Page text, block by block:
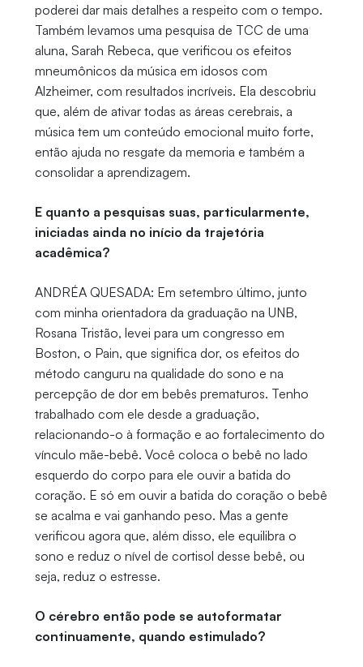
poderei dar mais detalhes a respeito com o tempo.
Também levamos uma pesquisa de TCC de uma
aluna, Sarah Rebeca, que verificou os efeitos
mneumônicos da música em idosos com
Alzheimer, com resultados incríveis. Ela descobriu
que, além de ativar todas as áreas cerebrais, a
música tem um conteúdo emocional muito forte,
então ajuda no resgate da memoria e também a
consolidar a aprendizagem.
E quanto a pesquisas suas, particularmente,
iniciadas ainda no início da trajetória
acadêmica?
ANDRÉA QUESADA: Em setembro último, junto
com minha orientadora da graduação na UNB,
Rosana Tristão, levei para um congresso em
Boston, o Pain, que significa dor, os efeitos do
método canguru na qualidade do sono e na
percepção de dor em bebês prematuros. Tenho
trabalhado com ele desde a graduação,
relacionando-o à formação e ao fortalecimento do
vínculo mãe-bebê. Você coloca o bebê no lado
esquerdo do corpo para ele ouvir a batida do
coração. E só em ouvir a batida do coração o bebê
se acalma e vai ganhando peso. Mas a gente
verificou agora que, além disso, ele equilibra o
sono e reduz o nível de cortisol desse bebê, ou
seja, reduz o estresse.
O cérebro então pode se autoformatar
continuamente, quando estimulado?